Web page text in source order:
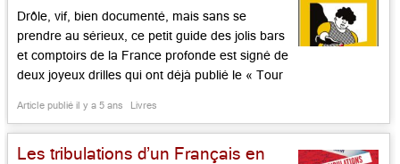
Drôle, vif, bien documenté, mais sans se
prendre au sérieux, ce petit guide des jolis bars
et comptoirs de la France profonde est signé de
deux joyeux drilles qui ont déjà publié le « Tour
vous a récemment parlé des Tribulations d’un
Français en France signé du premier. Ce […]...
Article publié il y a 5 ans Livres
Les tribulations d’un Français en